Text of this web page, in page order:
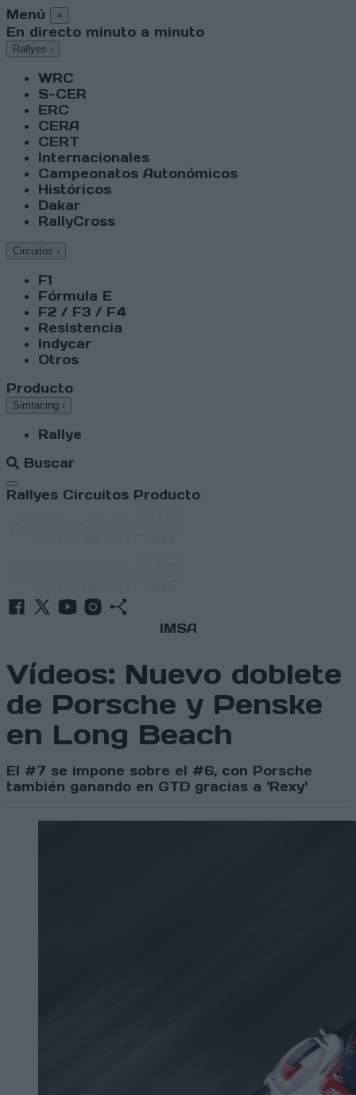
Menú ×
En directo minuto a minuto
Rallyes ›
WRC
S-CER
ERC
CERA
CERT
Internacionales
Campeonatos Autonómicos
Históricos
Dakar
RallyCross
Circuitos ›
F1
Fórmula E
F2 / F3 / F4
Resistencia
Indycar
Otros
Producto
Simracing ›
Rallye
Buscar
Abrir menú
Rallyes Circuitos Producto
IMSA
Vídeos: Nuevo doblete
de Porsche y Penske
en Long Beach
El #7 se impone sobre el #6, con Porsche
también ganando en GTD gracias a 'Rexy'